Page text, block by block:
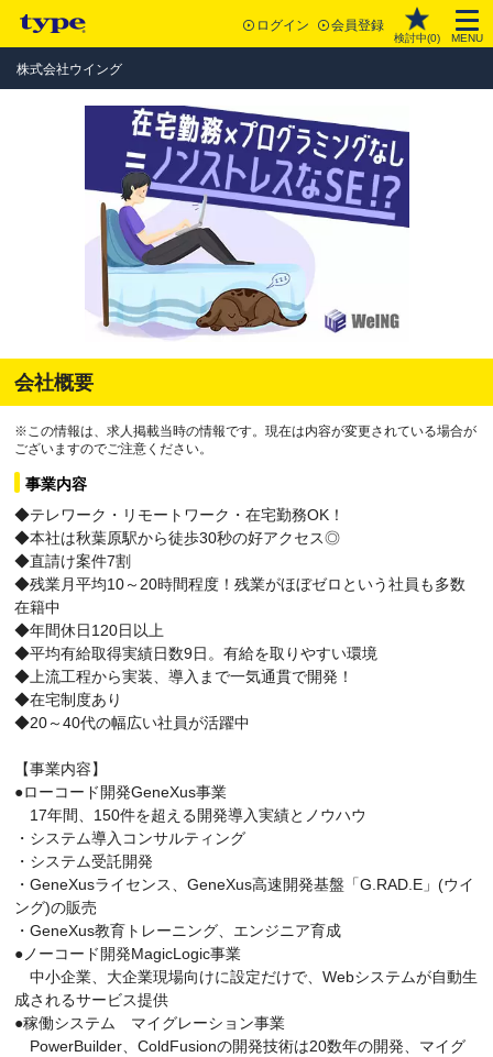
ログイン 会員登録
検討中(0) MENU
株式会社ウイング
会社概要
※この情報は、求人掲載当時の情報です。現在は内容が変更されている場合が
ございますのでご注意ください。
事業内容
◆テレワーク・リモートワーク・在宅勤務OK！
◆本社は秋葉原駅から徒歩30秒の好アクセス◎
◆直請け案件7割
◆残業月平均10～20時間程度！残業がほぼゼロという社員も多数
在籍中
◆年間休日120日以上
◆平均有給取得実績日数9日。有給を取りやすい環境
◆上流工程から実装、導入まで一気通貫で開発！
◆在宅制度あり
◆20～40代の幅広い社員が活躍中
【事業内容】
●ローコード開発GeneXus事業
17年間、150件を超える開発導入実績とノウハウ
・システム導入コンサルティング
・システム受託開発
・GeneXusライセンス、GeneXus高速開発基盤「G.RAD.E」(ウイ
ング)の販売
・GeneXus教育トレーニング、エンジニア育成
●ノーコード開発MagicLogic事業
中小企業、大企業現場向けに設定だけで、Webシステムが自動生
成されるサービス提供
●稼働システム マイグレーション事業
PowerBuilder、ColdFusionの開発技術は20数年の開発、マイグ